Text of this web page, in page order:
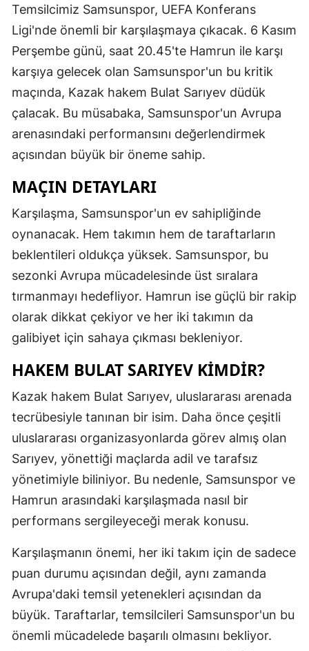
Temsilcimiz Samsunspor, UEFA Konferans
Ligi'nde önemli bir karşılaşmaya çıkacak. 6 Kasım
Perşembe günü, saat 20.45'te Hamrun ile karşı
karşıya gelecek olan Samsunspor'un bu kritik
maçında, Kazak hakem Bulat Sarıyev düdük
çalacak. Bu müsabaka, Samsunspor'un Avrupa
arenasındaki performansını değerlendirmek
açısından büyük bir öneme sahip.
MAÇIN DETAYLARI
Karşılaşma, Samsunspor'un ev sahipliğinde
oynanacak. Hem takımın hem de taraftarların
beklentileri oldukça yüksek. Samsunspor, bu
sezonki Avrupa mücadelesinde üst sıralara
tırmanmayı hedefliyor. Hamrun ise güçlü bir rakip
olarak dikkat çekiyor ve her iki takımın da
galibiyet için sahaya çıkması bekleniyor.
HAKEM BULAT SARIYEV KIMDIR?
Kazak hakem Bulat Sarıyev, uluslararası arenada
tecrübesiyle tanınan bir isim. Daha önce çeşitli
uluslararası organizasyonlarda görev almış olan
Sarıyev, yönettiği maçlarda adil ve tarafsız
yönetimiyle biliniyor. Bu nedenle, Samsunspor ve
Hamrun arasındaki karşılaşmada nasıl bir
performans sergileyeceği merak konusu.
Karşılaşmanın önemi, her iki takım için de sadece
puan durumu açısından değil, aynı zamanda
Avrupa'daki temsil yetenekleri açısından da
büyük. Taraftarlar, temsilcileri Samsunspor'un bu
önemli mücadelede başarılı olmasını bekliyor.